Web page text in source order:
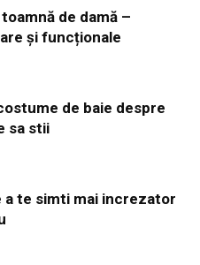
de damă –
și funcționale
de baie despre
sa stii
a te simti mai increzator